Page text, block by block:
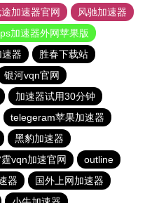
加速器官网
风驰加速器
加速器外网苹果版
速器
胜春下载站
银河vqn官网
加速器试用30分钟
telegeram苹果加速器
黑豹加速器
vqn加速官网
outline
器
国外上网加速器